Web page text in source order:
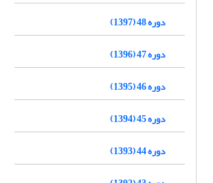
دوره 48 (1397)
دوره 47 (1396)
دوره 46 (1395)
دوره 45 (1394)
دوره 44 (1393)